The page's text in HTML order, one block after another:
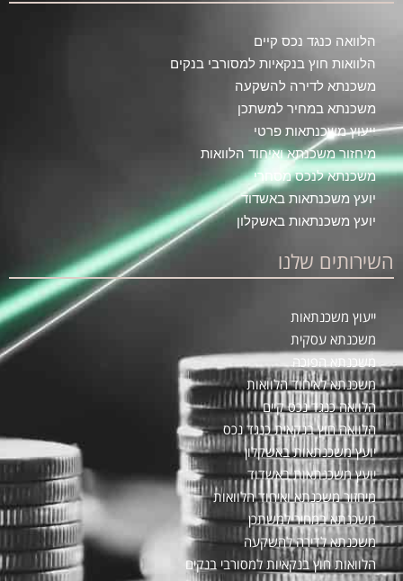
הלוואה כנגד נכס קיים
הלוואות חוץ בנקאיות למסורבי בנקים
משכנתא לדירה להשקעה
משכנתא במחיר למשתכן
ייעוץ משכנתאות פרטי
מיחזור משכנתא ואיחוד הלוואות
משכנתא לנכס מסחרי
יועץ משכנתאות באשדוד
יועץ משכנתאות באשקלון
השירותים שלנו
ייעוץ משכנתאות
משכנתא עסקית
משכנתא הפוכה
משכנתא לאיחוד הלוואות
הלוואה כנגד נכס קיים
הלוואה חוץ בנקאית כנגד נכס
יועץ משכנתאות באשקלון
יועץ משכנתאות באשדוד
מיחזור משכנתא ואיחוד הלוואות
משכנתא במחיר למשתכן
משכנתא לדירה להשקעה
הלוואות חוץ בנקאיות למסורבי בנקים